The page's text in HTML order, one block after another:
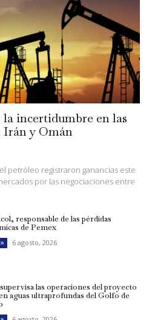
incertidumbre en las
Irán y Omán
petróleo registraron ganancias este
por las negociaciones entre
responsable de las pérdidas
de Pemex
6 agosto, 2026
las operaciones del proyecto
aguas ultraprofundas del Golfo de